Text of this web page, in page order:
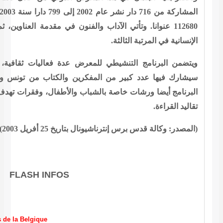
المشاركة من 716 دار نشر عام 2002 إلى 799 دارا سنة 2003. ووصل عدد العناوين المعروضة إلى
والفنون في مقدمة العناوين، ثم العلوم في المرتبة الثانية، فالعلوم
عدة فعاليات ثقافية، منها الندوات الفكرية الدولية، التي
والكتاب من تونس والبلاد العربية والدول الأوروبية. وفي
والأطفال، وفقرات تهدف إلى الترغيب في المطالعة، وترسيخ
25 أفريل 2003)
Interdiction d’importation des volailles de la Belgique